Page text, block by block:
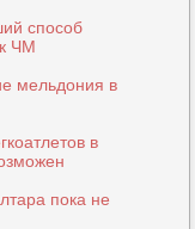
способ
ЧМ
мельдония в
в
пока не